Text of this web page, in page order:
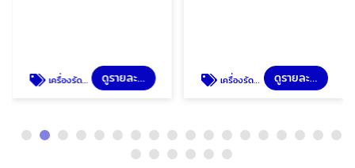
เครื่องรัดกล่อง ดูรายละเอียด เครื่องรัดกล่องมือโยก ดูรายละเอียด